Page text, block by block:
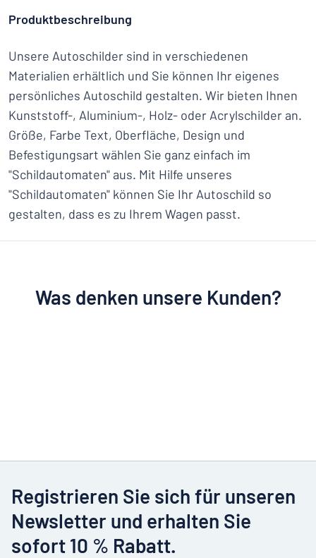
Produktbeschreibung
Unsere Autoschilder sind in verschiedenen
Materialien erhältlich und Sie können Ihr eigenes
persönliches Autoschild gestalten. Wir bieten Ihnen
Kunststoff-, Aluminium-, Holz- oder Acrylschilder an.
Größe, Farbe Text, Oberfläche, Design und
Befestigungsart wählen Sie ganz einfach im
"Schildautomaten" aus. Mit Hilfe unseres
"Schildautomaten" können Sie Ihr Autoschild so
gestalten, dass es zu Ihrem Wagen passt.
Was denken unsere Kunden?
Registrieren Sie sich für unseren
Newsletter und erhalten Sie
sofort 10 % Rabatt.